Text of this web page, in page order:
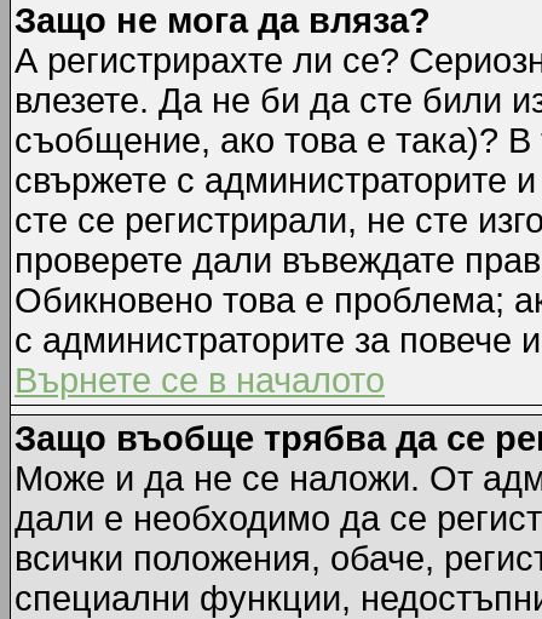
Защо не мога да вляза?
А регистрирахте ли се?
влезете. Да не би да сте били
съобщение, ако това е така)?
свържете с администраторите
сте се регистрирали, не сте
проверете дали въвеждате
Обикновено това е проблема;
с администраторите за повече
Върнете се в началото
Защо въобще трябва да се
Може и да не се наложи. От
дали е необходимо да се
всички положения, обаче,
специални функции,